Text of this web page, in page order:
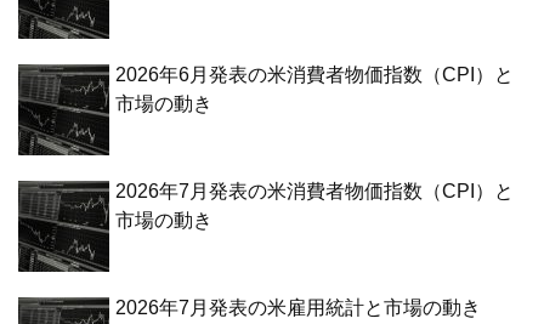
2026年6月発表の米消費者物価指数（CPI）と
市場の動き
2026年7月発表の米消費者物価指数（CPI）と
市場の動き
2026年7月発表の米雇用統計と市場の動き